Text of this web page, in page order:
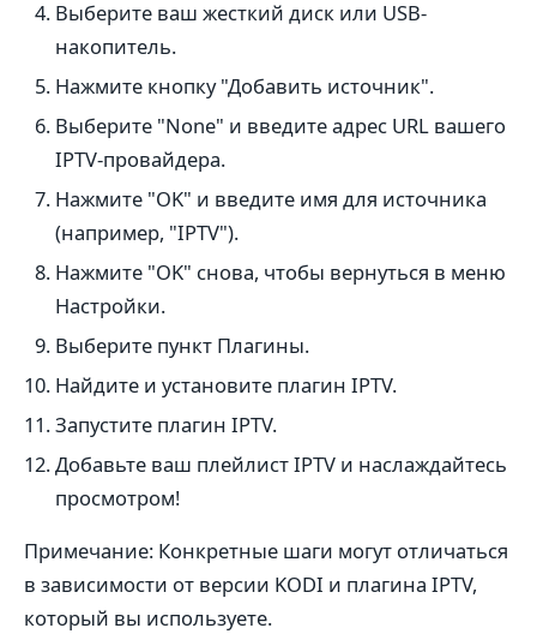
Выберите ваш жесткий диск или USB-
накопитель.
Нажмите кнопку "Добавить источник".
Выберите "None" и введите адрес URL вашего
IPTV-провайдера.
Нажмите "OK" и введите имя для источника
(например, "IPTV").
Нажмите "OK" снова, чтобы вернуться в меню
Настройки.
Выберите пункт Плагины.
Найдите и установите плагин IPTV.
Запустите плагин IPTV.
Добавьте ваш плейлист IPTV и наслаждайтесь
просмотром!
Примечание: Конкретные шаги могут отличаться
в зависимости от версии KODI и плагина IPTV,
который вы используете.